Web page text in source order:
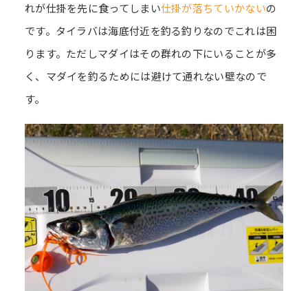
れが仕掛を先に食ってしまい仕掛が落ちていかないの
です。タイラバは海底付近を釣る釣りなのでこれは困
ります。ただしマダイはその群れの下にいることが多
く、マダイを釣るためには避けて通れない壁なので
す。